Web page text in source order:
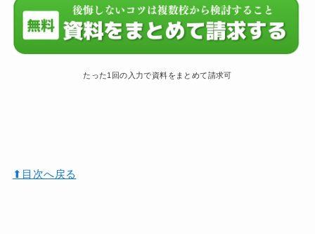
たった1回の入力で資料をまとめて請求可
⬆︎目次へ戻る